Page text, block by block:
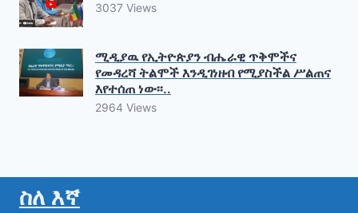
3037 Views
ሚዲያዉ የኢትዮጵያን ብሔራዊ ጥቅሞችና
የመዳረሻ ትልሞች እንዲገነዘብ የሚያስችል ሥልጠና
እየተሰጠ ነው፡፡..
2964 Views
ስለ እኛ